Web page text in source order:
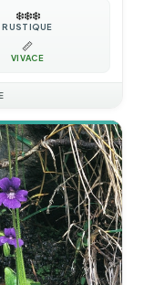
❄️❄️❄️
RUSTIQUE
📏
VIVACE